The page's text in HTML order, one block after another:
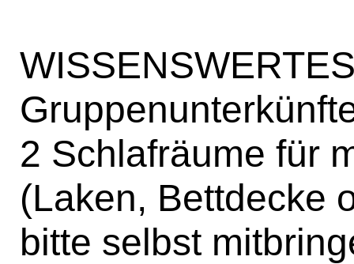
2 Schlafräume für
(Laken, Bettdecke
bitte selbst